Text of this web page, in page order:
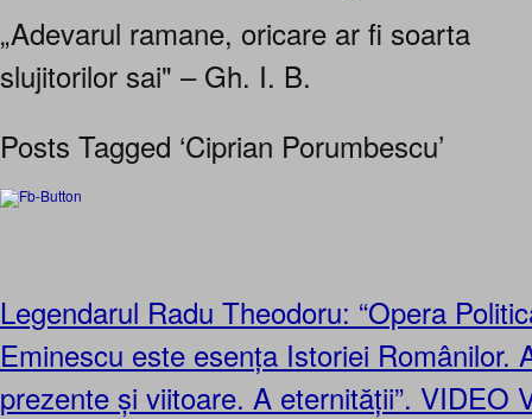
„Adevarul ramane, oricare ar fi soarta
slujitorilor sai" – Gh. I. B.
Posts Tagged ‘Ciprian Porumbescu’
Legendarul Radu Theodoru: “Opera
Eminescu este esența Istoriei Românilor.
prezente și viitoare. A eternității”. VIDEO